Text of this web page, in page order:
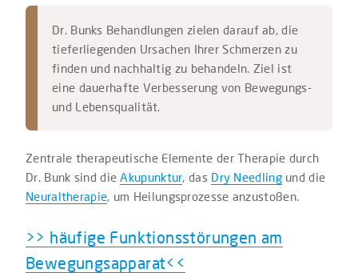
Dr. Bunks Behandlungen zielen darauf ab, die
tieferliegenden Ursachen Ihrer Schmerzen zu
finden und nachhaltig zu behandeln. Ziel ist
eine dauerhafte Verbesserung von Bewegungs-
und Lebensqualität.
Zentrale therapeutische Elemente der Therapie durch
Dr. Bunk sind dieAkupunktur, das Dry Needlingund die
Neuraltherapie, um Heilungsprozesse anzustoßen.
>> häufige Funktionsstörungen am
Bewegungsapparat<<